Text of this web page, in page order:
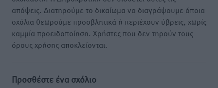
απόψεις. Διατηρούμε το δικαίωμα να διαγράψουμε όποια
σχόλια θεωρούμε προσβλητικά ή περιέχουν ύβρεις, χωρίς
καμμία προειδοποίηση. Χρήστες που δεν τηρούν τους
όρους χρήσης αποκλείονται.
Προσθέστε ένα σχόλιο